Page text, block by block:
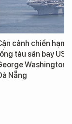
cảnh chiến hạm
tàu sân bay USS
Washington
Nẵng